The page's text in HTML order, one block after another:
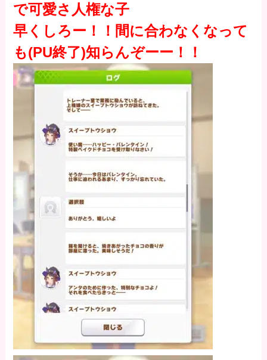
で可愛さ人権な子
早くしろー！！間に合わなくなって
も(PU終了)知らんぞーー！！